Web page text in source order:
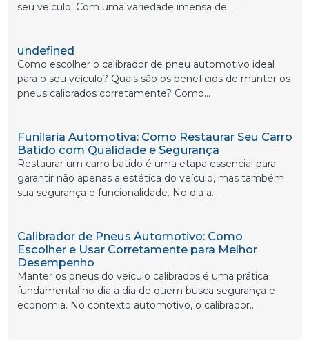
seu veículo. Com uma variedade imensa de...
undefined
Como escolher o calibrador de pneu automotivo ideal
para o seu veículo? Quais são os benefícios de manter os
pneus calibrados corretamente? Como...
Funilaria Automotiva: Como Restaurar Seu Carro
Batido com Qualidade e Segurança
Restaurar um carro batido é uma etapa essencial para
garantir não apenas a estética do veículo, mas também
sua segurança e funcionalidade. No dia a...
Calibrador de Pneus Automotivo: Como
Escolher e Usar Corretamente para Melhor
Desempenho
Manter os pneus do veículo calibrados é uma prática
fundamental no dia a dia de quem busca segurança e
economia. No contexto automotivo, o calibrador...